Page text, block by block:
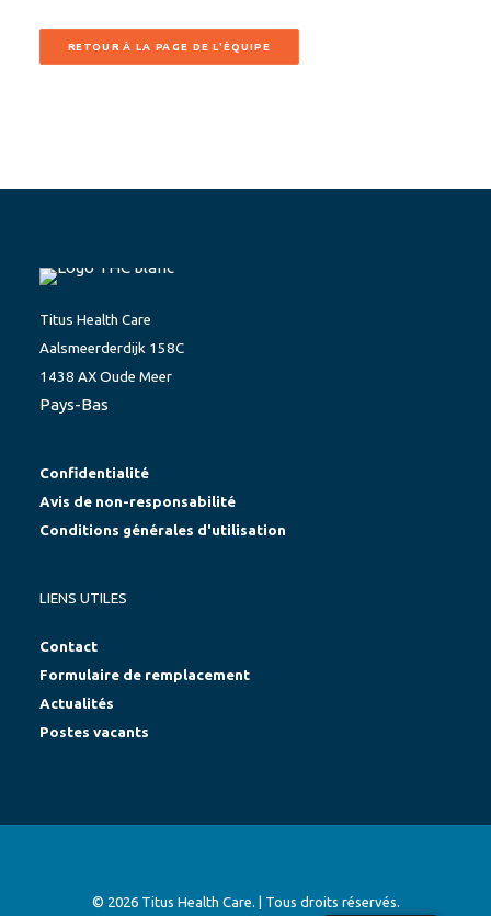
RETOUR À LA PAGE DE L'ÉQUIPE
Titus Health Care
Aalsmeerderdijk 158C
1438 AX Oude Meer
Pays-Bas
Confidentialité
Avis de non-responsabilité
Conditions générales d'utilisation
LIENS UTILES
Contact
Formulaire de remplacement
Actualités
Postes vacants
© 2026 Titus Health Care. | Tous droits réservés.